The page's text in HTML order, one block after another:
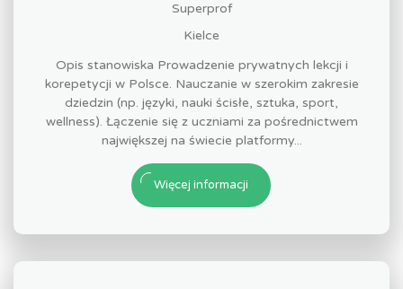
Superprof
Kielce
Opis stanowiska Prowadzenie prywatnych lekcji i
korepetycji w Polsce. Nauczanie w szerokim zakresie
dziedzin (np. języki, nauki ścisłe, sztuka, sport,
wellness). Łączenie się z uczniami za pośrednictwem
największej na świecie platformy...
Więcej informacji